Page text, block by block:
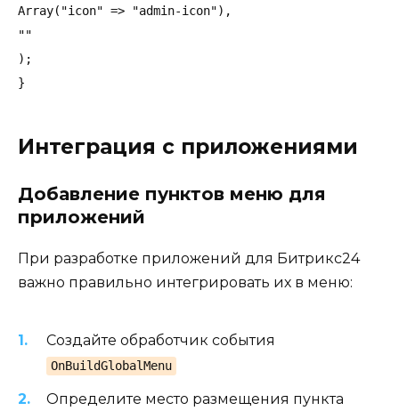
Array("icon" => "admin-icon"),
""
);
Интеграция с приложениями
Добавление пунктов меню для
приложений
При разработке приложений для Битрикс24
важно правильно интегрировать их в меню:
Создайте обработчик события
OnBuildGlobalMenu
Определите место размещения пункта